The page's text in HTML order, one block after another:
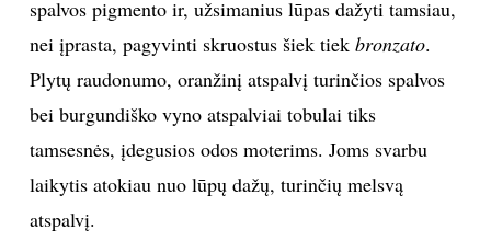
spalvos pigmento ir, užsimanius lūpas dažyti tamsiau,
nei įprasta, pagyvinti skruostus šiek tiek bronzato.
Plytų raudonumo, oranžinį atspalvį turinčios spalvos
bei burgundiško vyno atspalviai tobulai tiks
tamsesnės, įdegusios odos moterims. Joms svarbu
laikytis atokiau nuo lūpų dažų, turinčių melsvą
atspalvį.